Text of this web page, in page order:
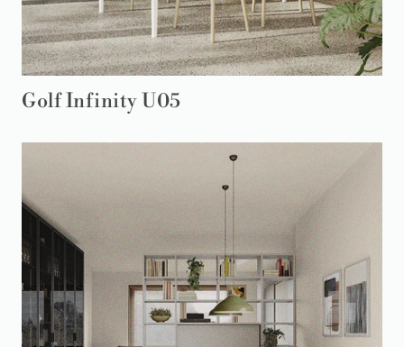
Golf Infinity U05